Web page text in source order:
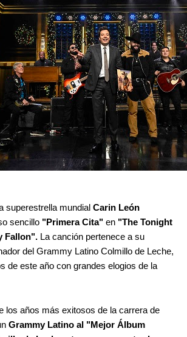
superestrella mundial Carin León
sencillo "Primera Cita" en "The Tonight
Fallon". La canción pertenece a su
del Grammy Latino Colmillo de Leche,
de este año con grandes elogios de la
los años más exitosos de la carrera de
Grammy Latino al "Mejor Álbum